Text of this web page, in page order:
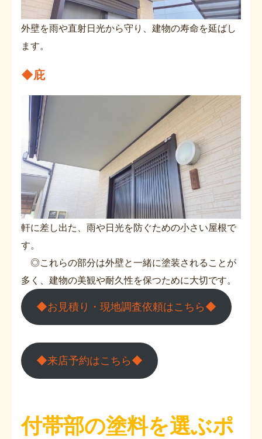
外壁を雨や直射日光から守り、建物の寿命を延ばし
ます。
◆庇
軒に差し出た、雨や日光を防ぐための小さい屋根で
す。
◎これらの部分は外壁と一緒に塗装されることが
多く、建物の美観や耐久性を保つために大切です。
◆お見積り・現地調査依頼はこちら◆
◆来店予約はこちら◆
付帯部の塗料を選ぶポ